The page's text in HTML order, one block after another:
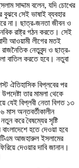
সাদ্দাম বলেন, যদি চোখের
বুঝবে সেই ভাষাই ব্যবহার
না। ছাত্র-জনতা জীবন ও
রাষ্ট্র গঠন করতে। সেই
আওয়ামী লীগের মতই
নেতৃবৃন্দ ও ছাত্র-
বাতিল করতে হবে। নতুবা
ঐতিহাসিক বিপ্লবের পর
তার মামলা থেকে
যেই বিপ্লবী নেতা বিগত ১৩
মাস অন্তবর্তীকালীন
করে বৈষম্যের সৃষ্টি
হতে দেওয়া হবে
আজহারুল ইসলামের
দেওয়ার দাবি জানান।